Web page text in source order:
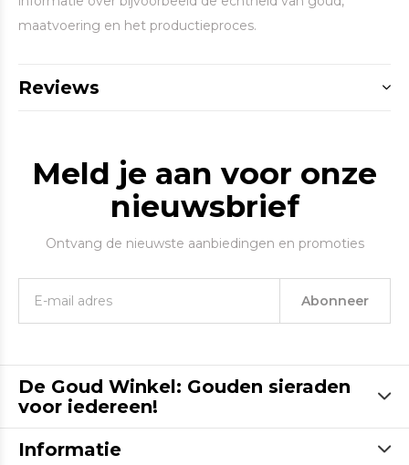
maatvoering en het productieproces.
Reviews
Meld je aan voor onze
nieuwsbrief
Ontvang de nieuwste aanbiedingen en promoties
Abonneer
De Goud Winkel: Gouden sieraden
voor iedereen!
Informatie